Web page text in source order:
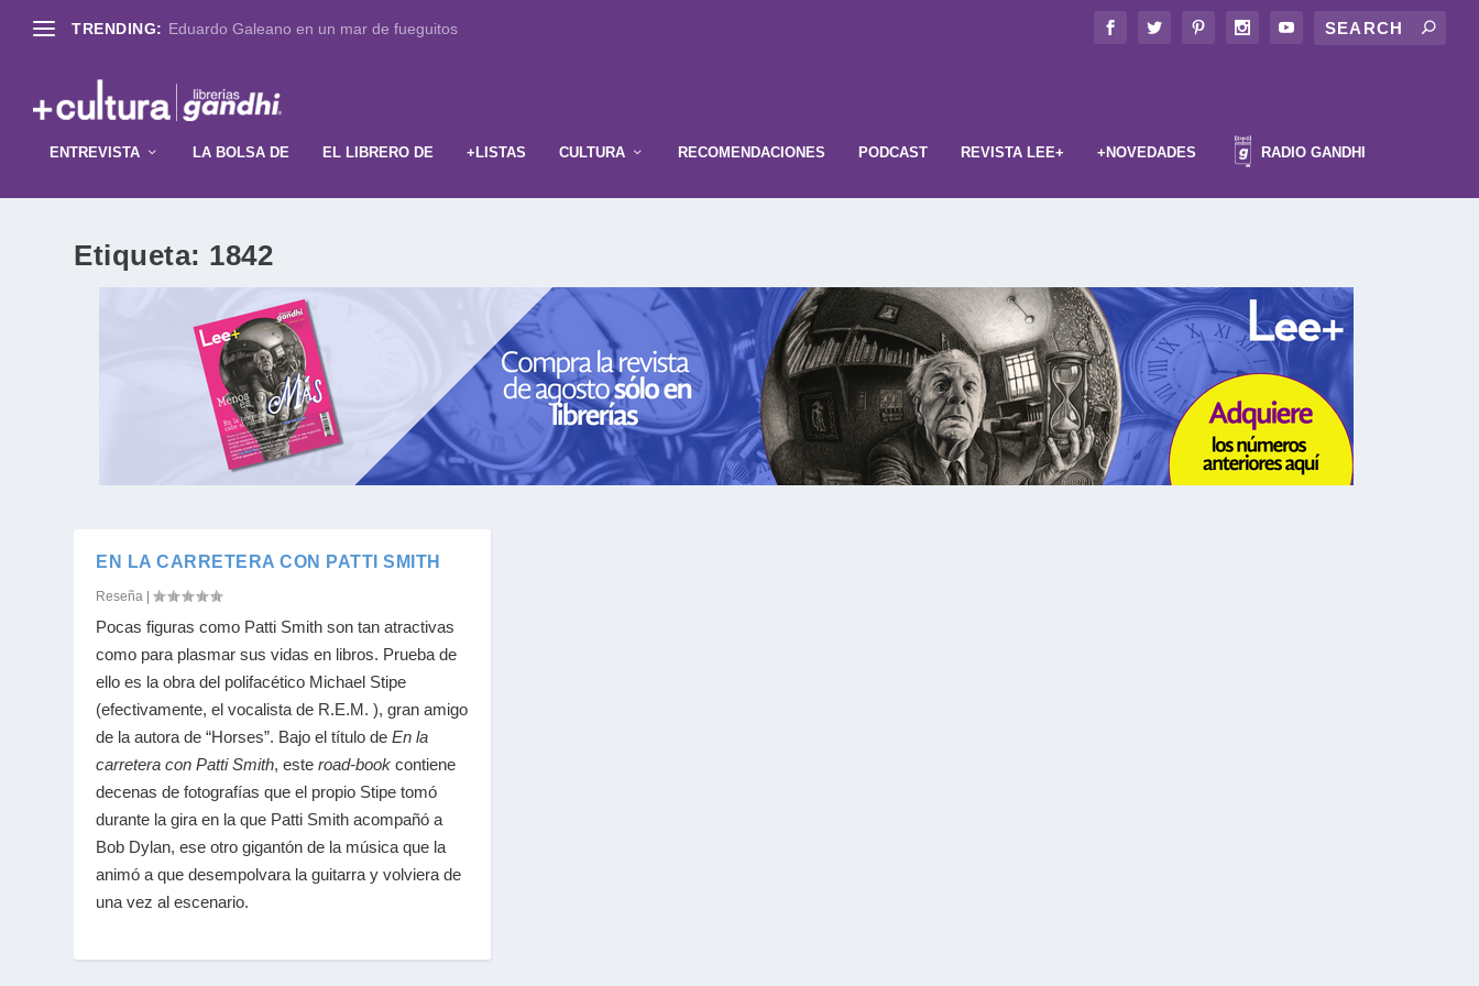
TRENDING: Eduardo Galeano en un mar de fueguitos
ENTREVISTA LA BOLSA DE EL LIBRERO DE +LISTAS CULTURA RECOMENDACIONES PODCAST REVISTA LEE+ +NOVEDADES RADIO GANDHI
Etiqueta: 1842
EN LA CARRETERA CON PATTI SMITH
Reseña |
Pocas figuras como Patti Smith son tan atractivas
como para plasmar sus vidas en libros. Prueba de
ello es la obra del polifacético Michael Stipe
(efectivamente, el vocalista de R.E.M. ), gran amigo
de la autora de “Horses”. Bajo el título deEn la
carretera con Patti Smith, esteroad-book contiene
decenas de fotografías que el propio Stipe tomó
durante la gira en la que Patti Smith acompañó a
Bob Dylan, ese otro gigantón de la música que la
animó a que desempolvara la guitarra y volviera de
una vez al escenario.